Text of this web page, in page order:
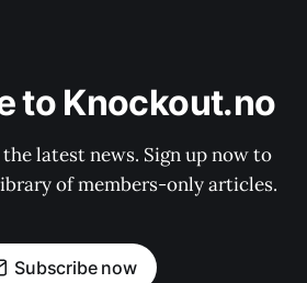
to Knockout.no
latest news. Sign up now to
of members-only articles.
Subscribe now